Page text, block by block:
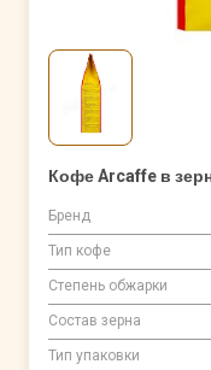
Кофе Arcaffe в
Бренд
Тип кофе
Степень обжарки
Состав зерна
Тип упаковки